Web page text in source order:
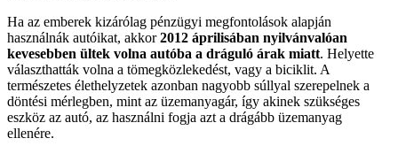
Ha az emberek kizárólag pénzügyi megfontolások alapján
használnák autóikat, akkor2012 áprilisában nyilvánvalóan
kevesebben ültek volna autóba a dráguló árak miatt. Helyette
választhatták volna a tömegközlekedést, vagy a biciklit. A
természetes élethelyzetek azonban nagyobb súllyal szerepelnek a
döntési mérlegben, mint az üzemanyagár, így akinek szükséges
eszköz az autó, az használni fogja azt a drágább üzemanyag
ellenére.